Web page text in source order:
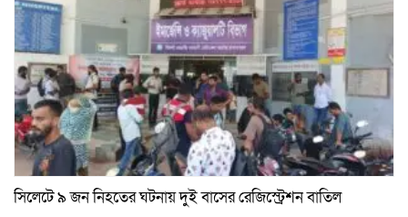
সিলেটে ৯ জন নিহতের ঘটনায় দুই বাসের রেজিস্ট্রেশন বাতিল